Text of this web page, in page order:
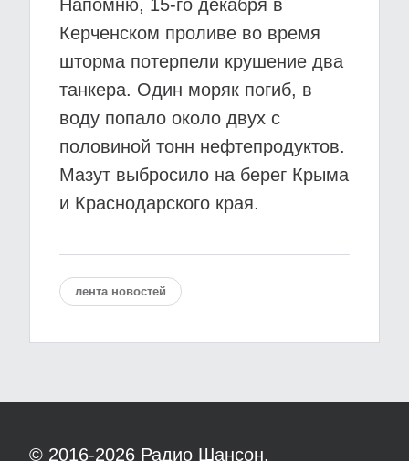
Напомню, 15-го декабря в
Керченском проливе во время
шторма потерпели крушение два
танкера. Один моряк погиб, в
воду попало около двух с
половиной тонн нефтепродуктов.
Мазут выбросило на берег Крыма
и Краснодарского края.
лента новостей
© 2016-2026 Радио Шансон.